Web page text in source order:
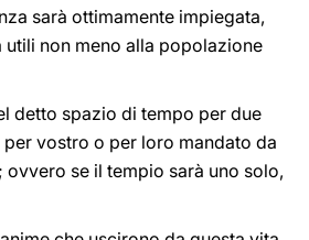
sarà ottimamente impiegata,
utili non meno alla popolazione
detto spazio di tempo per due
vostro o per loro mandato da
ovvero se il tempio sarà uno solo,